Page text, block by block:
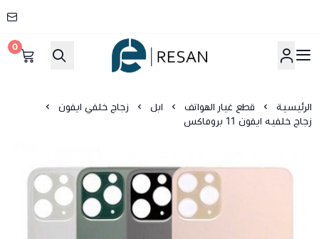
شركة ريسان
0
الرئيسية قطع غيار الهواتف ابل
زجاج خلفي ايفون
زجاج خلفيه ايفون 11 بروماكس